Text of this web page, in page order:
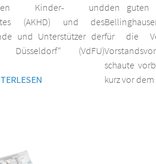
Kinder- und
(AKHD) und des
und Unterstützer der
Düsseldorf“ (VdFU)
den guten
für die
schaute
kurz vor